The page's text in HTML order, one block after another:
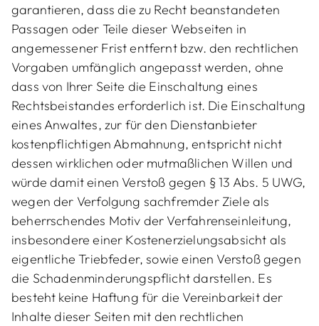
garantieren, dass die zu Recht beanstandeten
Passagen oder Teile dieser Webseiten in
angemessener Frist entfernt bzw. den rechtlichen
Vorgaben umfänglich angepasst werden, ohne
dass von Ihrer Seite die Einschaltung eines
Rechtsbeistandes erforderlich ist. Die Einschaltung
eines Anwaltes, zur für den Dienstanbieter
kostenpflichtigen Abmahnung, entspricht nicht
dessen wirklichen oder mutmaßlichen Willen und
würde damit einen Verstoß gegen § 13 Abs. 5 UWG,
wegen der Verfolgung sachfremder Ziele als
beherrschendes Motiv der Verfahrenseinleitung,
insbesondere einer Kostenerzielungsabsicht als
eigentliche Triebfeder, sowie einen Verstoß gegen
die Schadenminderungspflicht darstellen. Es
besteht keine Haftung für die Vereinbarkeit der
Inhalte dieser Seiten mit den rechtlichen